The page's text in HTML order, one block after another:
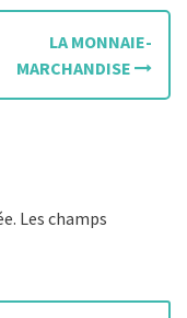
LA MONNAIE-
MARCHANDISE
Les champs